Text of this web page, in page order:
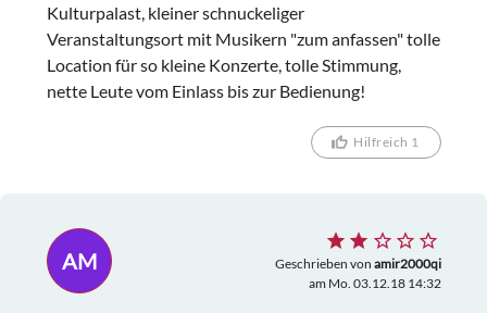
Kulturpalast, kleiner schnuckeliger
Veranstaltungsort mit Musikern "zum anfassen" tolle
Location für so kleine Konzerte, tolle Stimmung,
nette Leute vom Einlass bis zur Bedienung!
Hilfreich 1
AM Geschrieben von amir2000qi
am Mo. 03.12.18 14:32